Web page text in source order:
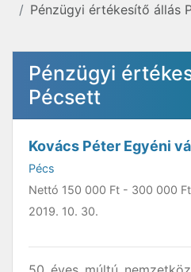
Pénzügyi értékesítő állás
Pénzügyi
Pécsett
Kovács Péter Egyéni
Pécs
Nettó 150 000 Ft - 300 000 Ft
2019. 10. 30.